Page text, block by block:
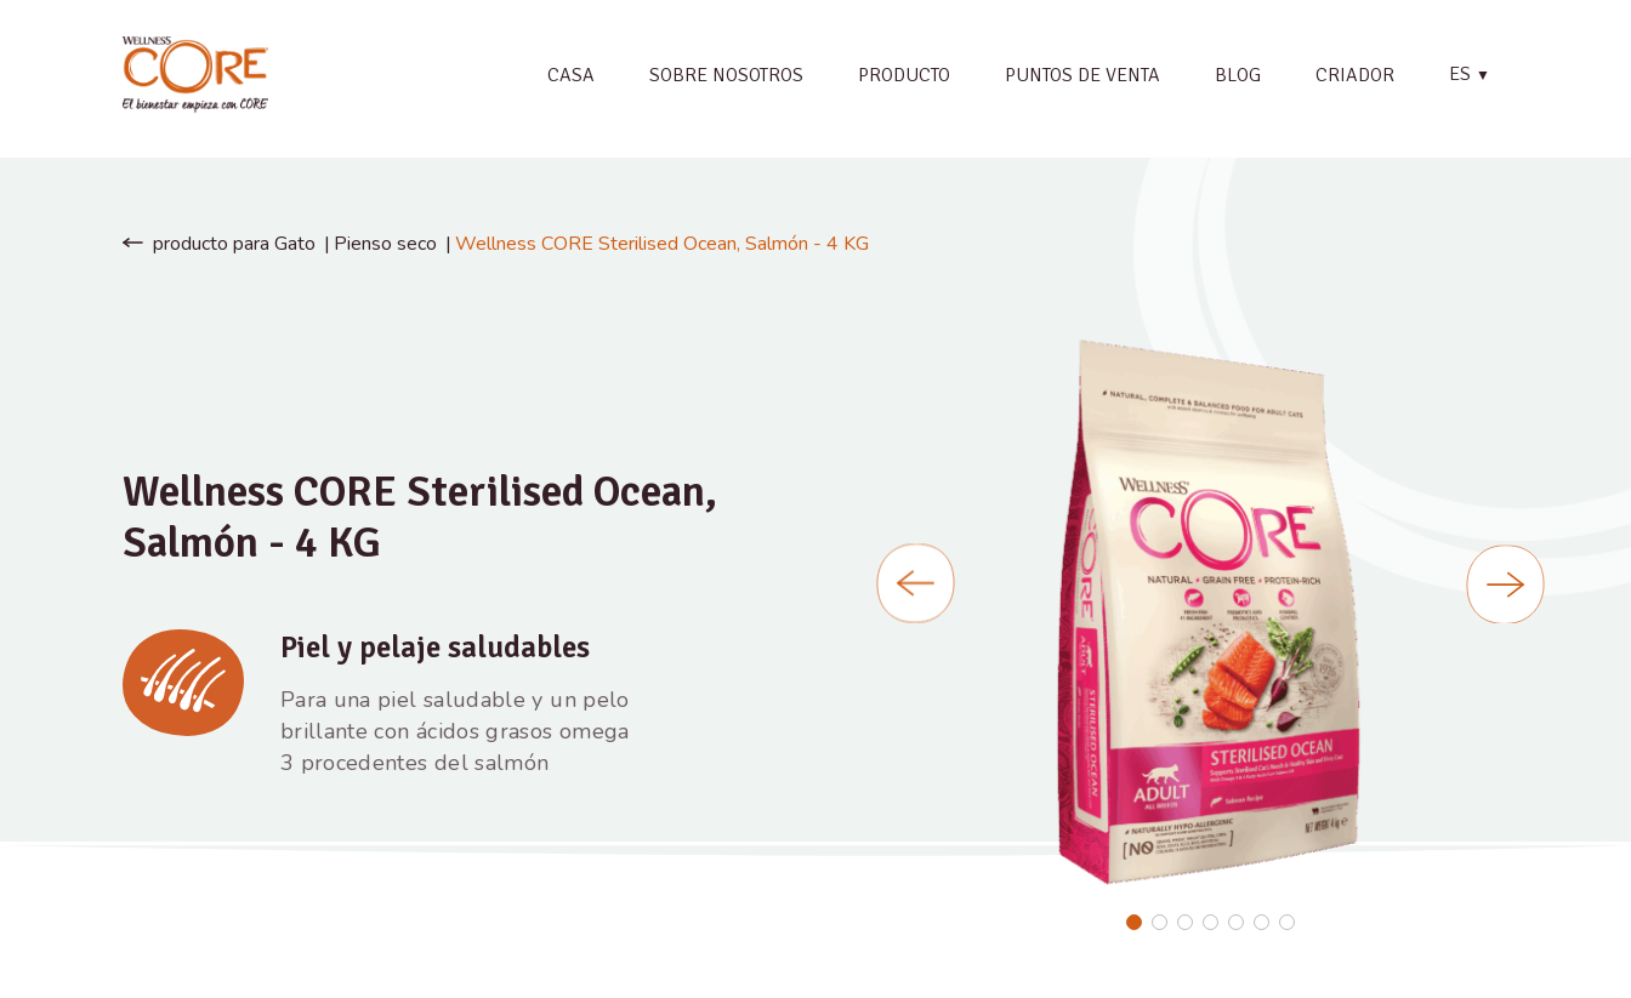
CASA SOBRE NOSOTROS PRODUCTO PUNTOS DE VENTA BLOG CRIADOR ES ▼
producto para Gato Pienso seco Wellness CORE Sterilised Ocean, Salmón - 4 KG
Wellness CORE Sterilised Ocean,
Salmón - 4 KG
Piel y pelaje saludables
Para una piel saludable y un pelo
brillante con ácidos grasos omega
3 procedentes del salmón